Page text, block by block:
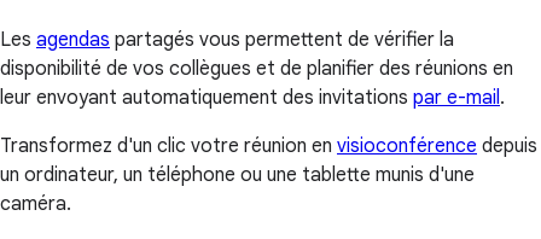
Les agendas partagés vous permettent de vérifier la
disponibilité de vos collègues et de planifier des réunions en
leur envoyant automatiquement des invitations par e-mail.
Transformez d'un clic votre réunion en visioconférence depuis
un ordinateur, un téléphone ou une tablette munis d'une
caméra.